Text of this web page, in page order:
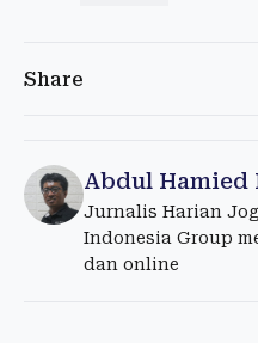
Share
Abdul Hamied
Jurnalis Harian
Indonesia Group
dan online